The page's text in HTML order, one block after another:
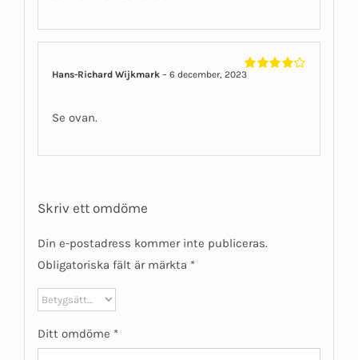
Betygsatt
Hans-Richard Wijkmark– 6 december, 2023
Se ovan.
Skriv ett omdöme
Din e-postadress kommer inte publiceras.
Obligatoriska fält är märkta *
Ditt omdöme *